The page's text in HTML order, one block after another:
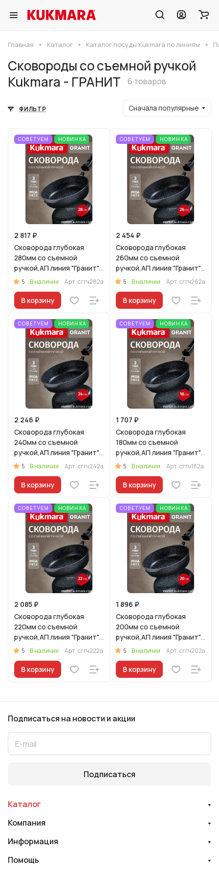
Главная Каталог Каталог посуды Kukmara по линиям
Сковороды со съемной ручкой
Kukmara - ГРАНИТ
6 товаров
ФИЛЬТР Сначала популярные
СОВЕТУЕМ НОВИНКА
2 817 ₽
Сковорода глубокая
280мм со съемной
ручкой,АП линия "Гранит"
(черный)
5 В наличии Арт.сггч282а
В корзину
СОВЕТУЕМ НОВИНКА
2 454 ₽
Сковорода глубокая
260мм со съемной
ручкой,АП линия "Гранит"
(черный)
5 В наличии Арт.сггч262а
В корзину
СОВЕТУЕМ НОВИНКА
2 246 ₽
Сковорода глубокая
240мм со съемной
ручкой,АП линия "Гранит"
(черный)
5 В наличии Арт.сггч242а
В корзину
СОВЕТУЕМ НОВИНКА
1 707 ₽
Сковорода глубокая
180мм со съемной
ручкой,АП линия "Гранит"
(черный)
5 В наличии Арт.сггч182а
В корзину
СОВЕТУЕМ НОВИНКА
2 085 ₽
Сковорода глубокая
220мм со съемной
ручкой,АП линия "Гранит"
(черный)
5 В наличии Арт.сггч222а
В корзину
СОВЕТУЕМ НОВИНКА
1 896 ₽
Сковорода глубокая
200мм со съемной
ручкой,АП линия "Гранит"
(черный)
5 В наличии Арт.сггч202а
В корзину
Подписаться на новости и акции
Подписаться
Каталог
Компания
Информация
Помощь